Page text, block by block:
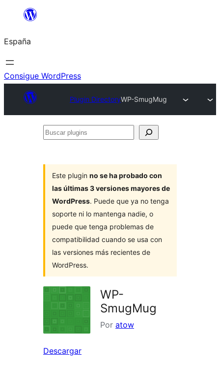
Saltar
contenido
España
Consigue WordPress
Plugin DirectoryWP-SmugMug
Buscar
Este plugin no se ha probado con
las últimas 3 versiones mayores de
WordPress. Puede que ya no tenga
soporte ni lo mantenga nadie, o
puede que tenga problemas de
compatibilidad cuando se usa con
las versiones más recientes de
WordPress.
WP-
SmugMug
Por atow
Descargar